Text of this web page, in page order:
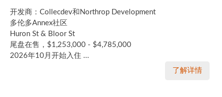
开发商：Collecdev和Northrop Development
多伦多Annex社区
Huron St & Bloor St
尾盘在售，$1,253,000 - $4,785,000
2026年10月开始入住 ...
了解详情